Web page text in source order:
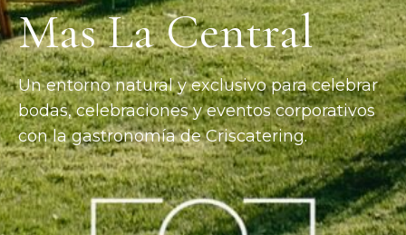
Mas La Central
Un entorno natural y exclusivo para celebrar
bodas, celebraciones y eventos corporativos
con la gastronomía de Criscatering.